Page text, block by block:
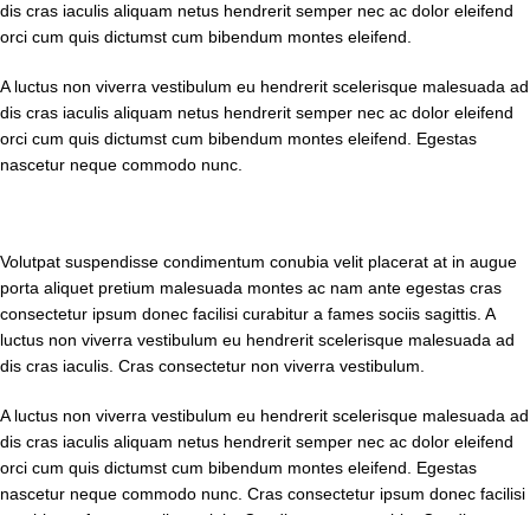
dis cras iaculis aliquam netus hendrerit semper nec ac dolor eleifend
orci cum quis dictumst cum bibendum montes eleifend.
A luctus non viverra vestibulum eu hendrerit scelerisque malesuada ad
dis cras iaculis aliquam netus hendrerit semper nec ac dolor eleifend
orci cum quis dictumst cum bibendum montes eleifend. Egestas
nascetur neque commodo nunc.
Volutpat suspendisse condimentum conubia velit placerat at in augue
porta aliquet pretium malesuada montes ac nam ante egestas cras
consectetur ipsum donec facilisi curabitur a fames sociis sagittis. A
luctus non viverra vestibulum eu hendrerit scelerisque malesuada ad
dis cras iaculis. Cras consectetur non viverra vestibulum.
A luctus non viverra vestibulum eu hendrerit scelerisque malesuada ad
dis cras iaculis aliquam netus hendrerit semper nec ac dolor eleifend
orci cum quis dictumst cum bibendum montes eleifend. Egestas
nascetur neque commodo nunc. Cras consectetur ipsum donec facilisi